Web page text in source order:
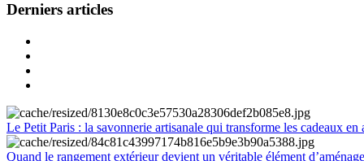
Derniers articles
Le Petit Paris : la savonnerie artisanale qui transforme les cadeaux en
Quand le rangement extérieur devient un véritable élément